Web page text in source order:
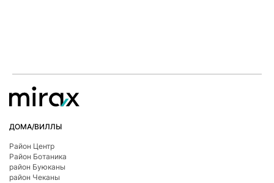
ДОМА/ВИЛЛЫ
Район Центр
Район Ботаникa
район Буюканы
район Чеканы